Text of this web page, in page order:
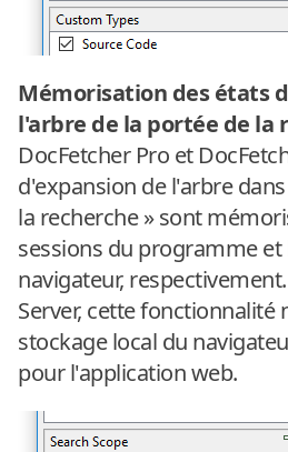
Mémorisation des états
l'arbre de la portée de la
DocFetcher Pro et
d'expansion de l'arbre
la recherche » sont
sessions du programme et
navigateur,
Server, cette fonctionnalité
stockage local du
pour l'application web.